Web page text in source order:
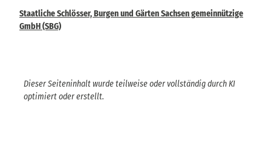
Staatliche Schlösser, Burgen und Gärten Sachsen gemeinnützige
GmbH (SBG)
Dieser Seiteninhalt wurde teilweise oder vollständig durch KI
optimiert oder erstellt.